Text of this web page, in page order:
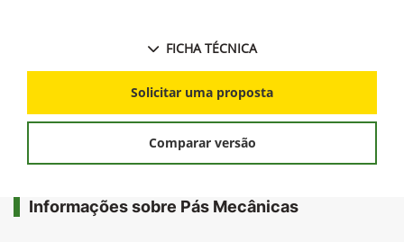
FICHA TÉCNICA
Solicitar uma proposta
Comparar versão
Informações sobre Pás Mecânicas